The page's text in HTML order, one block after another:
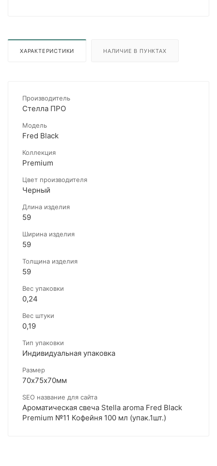
ХАРАКТЕРИСТИКИ НАЛИЧИЕ В ПУНКТАХ
Производитель
Стелла ПРО
Модель
Fred Black
Коллекция
Premium
Цвет производителя
Черный
Длина изделия
59
Ширина изделия
59
Толщина изделия
59
Вес упаковки
0,24
Вес штуки
0,19
Тип упаковки
Индивидуальная упаковка
Размер
70х75х70мм
SEO название для сайта
Ароматическая свеча Stella aroma Fred Black
Premium №11 Кофейня 100 мл (упак.1шт.)